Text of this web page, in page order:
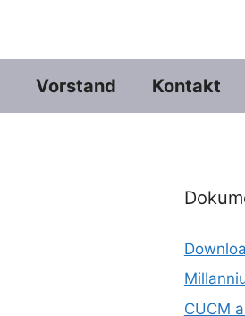
Vorstand Kontakt
CUCM